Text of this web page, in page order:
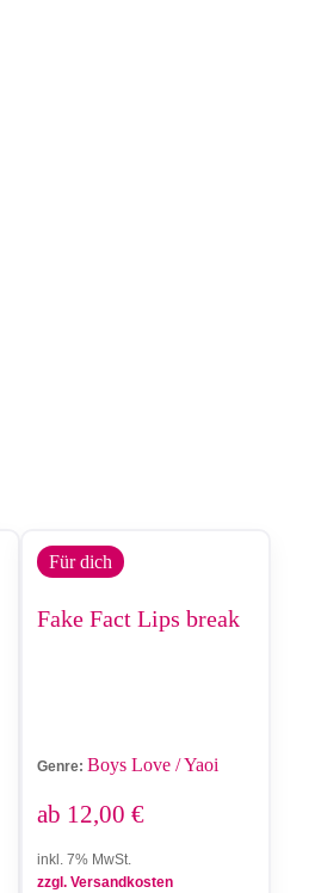
Für dich
Fake Fact Lips break
Genre: Boys Love / Yaoi
ab 12,00 €
inkl. 7% MwSt.
zzgl. Versandkosten